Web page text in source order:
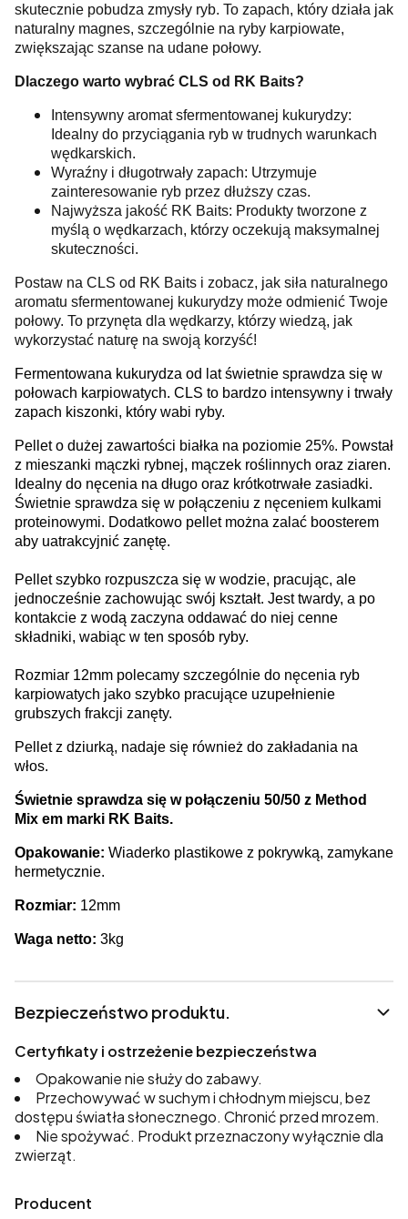
skutecznie pobudza zmysły ryb. To zapach, który działa jak
naturalny magnes, szczególnie na ryby karpiowate,
zwiększając szanse na udane połowy.
Dlaczego warto wybrać CLS od RK Baits?
Intensywny aromat sfermentowanej kukurydzy:
Idealny do przyciągania ryb w trudnych warunkach
wędkarskich.
Wyraźny i długotrwały zapach: Utrzymuje
zainteresowanie ryb przez dłuższy czas.
Najwyższa jakość RK Baits: Produkty tworzone z
myślą o wędkarzach, którzy oczekują maksymalnej
skuteczności.
Postaw na CLS od RK Baits i zobacz, jak siła naturalnego
aromatu sfermentowanej kukurydzy może odmienić Twoje
połowy. To przynęta dla wędkarzy, którzy wiedzą, jak
wykorzystać naturę na swoją korzyść!
Fermentowana kukurydza od lat świetnie sprawdza się w
połowach karpiowatych. CLS to bardzo intensywny i trwały
zapach kiszonki, który wabi ryby.
Pellet o dużej zawartości białka na poziomie 25%. Powstał
z mieszanki mączki rybnej, mączek roślinnych oraz ziaren.
Idealny do nęcenia na długo oraz krótkotrwałe zasiadki.
Świetnie sprawdza się w połączeniu z nęceniem kulkami
proteinowymi. Dodatkowo pellet można zalać boosterem
aby uatrakcyjnić zanętę.
Pellet szybko rozpuszcza się w wodzie, pracując, ale
jednocześnie zachowując swój kształt. Jest twardy, a po
kontakcie z wodą zaczyna oddawać do niej cenne
składniki, wabiąc w ten sposób ryby.
Rozmiar 12mm polecamy szczególnie do nęcenia ryb
karpiowatych jako szybko pracujące uzupełnienie
grubszych frakcji zanęty.
Pellet z dziurką, nadaje się również do zakładania na
włos.
Świetnie sprawdza się w połączeniu 50/50 z Method
Mix em marki RK Baits.
Opakowanie: Wiaderko plastikowe z pokrywką, zamykane
hermetycznie.
Rozmiar: 12mm
Waga netto: 3kg
Bezpieczeństwo produktu.
Certyfikaty i ostrzeżenie bezpieczeństwa
Opakowanie nie służy do zabawy.
Przechowywać w suchym i chłodnym miejscu, bez
dostępu światła słonecznego. Chronić przed mrozem.
Nie spożywać. Produkt przeznaczony wyłącznie dla
zwierząt.
Producent